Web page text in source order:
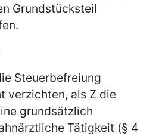
Grundstücksteil
Steuerbefreiung
verzichten, als Z die
grundsätzlich
Tätigkeit (§ 4